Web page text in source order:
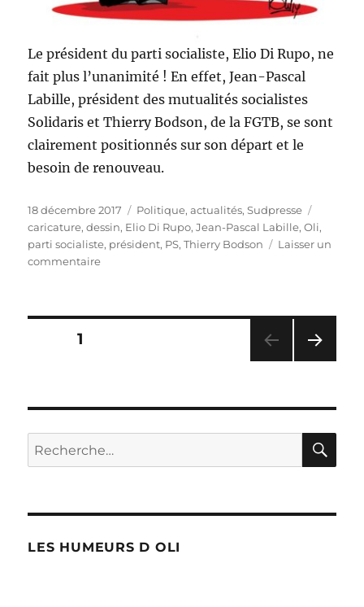
Le président du parti socialiste, Elio Di Rupo, ne
fait plus l’unanimité ! En effet, Jean-Pascal
Labille, président des mutualités socialistes
Solidaris et Thierry Bodson, de la FGTB, se sont
clairement positionnés sur son départ et le
besoin de renouveau.
Publié
le
18 décembre 2017 Catégories
Politique, actualités,Sudpresse
caricature,dessin, Elio Di Rupo,Jean-Pascal Labille,Oli,
parti socialiste, président, PS,Thierry Bodson
Laisser un
commentairesur
Pagination
publications
PAGE1
ANT
E
Recherche
pour :
LES HUMEURS D OLI